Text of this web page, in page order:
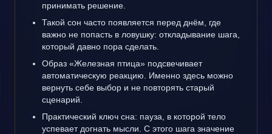
принимать решение.
Такой сон часто появляется перед днём, где
важно не попасть в ловушку: откладывание шага,
который давно пора сделать.
Образ «Железная птица» подсвечивает
автоматическую реакцию. Именно здесь можно
вернуть себе выбор и не повторять старый
сценарий.
Практический ключ сна: пауза, в которой тело
успевает догнать мысли. С этого шага значение